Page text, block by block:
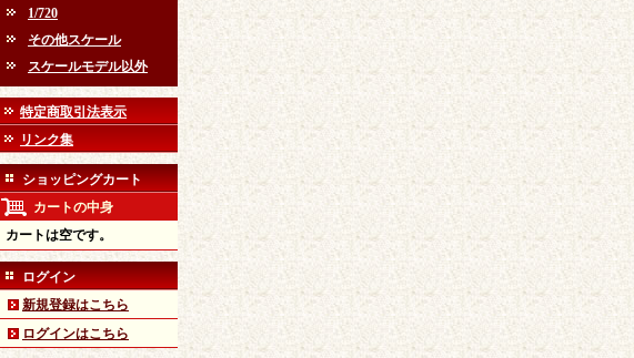
1/720
その他スケール
スケールモデル以外
特定商取引法表示
リンク集
ショッピングカート
カートの中身
カートは空です。
ログイン
新規登録はこちら
ログインはこちら